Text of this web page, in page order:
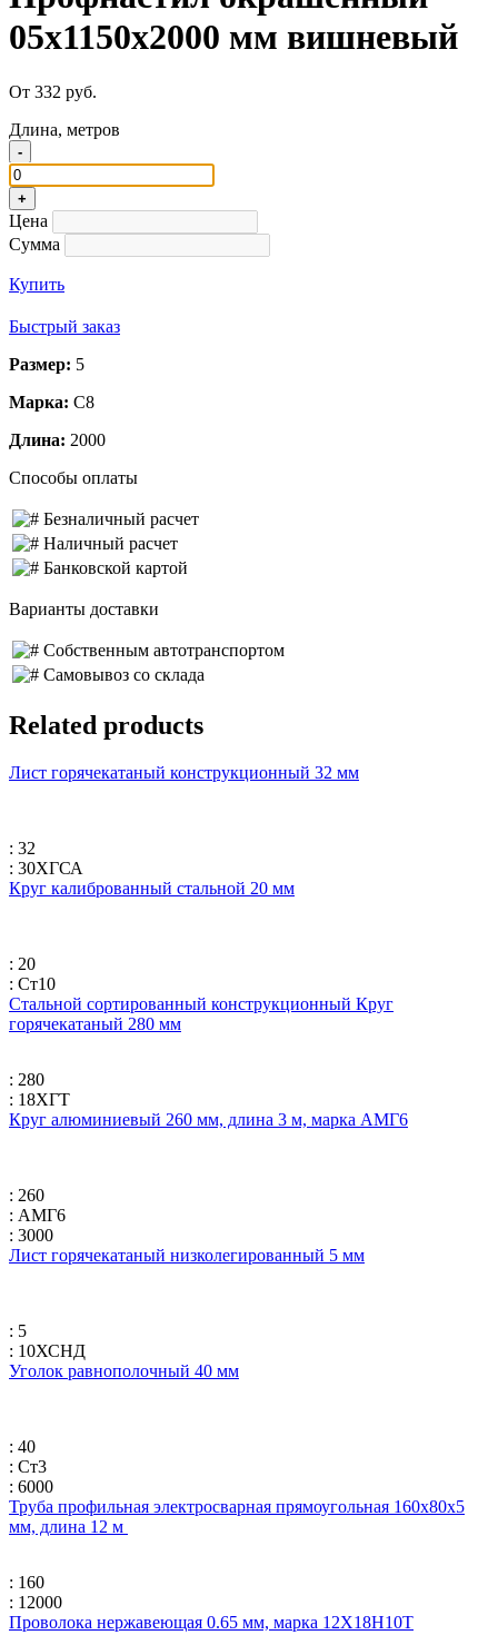
05x1150x2000 мм вишневый
От 332 руб.
Длина, метров
-
+
Цена
Сумма
Купить
Быстрый заказ
Размер: 5
Марка: С8
Длина: 2000
Способы оплаты
Безналичный расчет
Наличный расчет
Банковской картой
Варианты доставки
Собственным автотранспортом
Самовывоз со склада
Related products
Лист горячекатаный конструкционный 32 мм
: 32
: 30ХГСА
Круг калиброванный стальной 20 мм
: 20
: Ст10
Стальной сортированный конструкционный Круг
горячекатаный 280 мм
: 280
: 18ХГТ
Круг алюминиевый 260 мм, длина 3 м, марка АМГ6
: 260
: АМГ6
: 3000
Лист горячекатаный низколегированный 5 мм
: 5
: 10ХСНД
Уголок равнополочный 40 мм
: 40
: Ст3
: 6000
Труба профильная электросварная прямоугольная 160х80х5
мм, длина 12 м
: 160
: 12000
Проволока нержавеющая 0.65 мм, марка 12Х18Н10Т